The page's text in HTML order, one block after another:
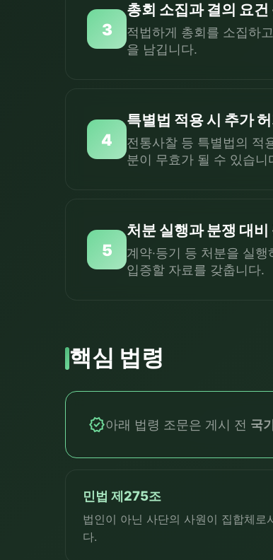
3
총회 소집과 결의 요건
적법하게 총회를 소집하
을 남깁니다.
4
특별법 적용 시 추가
전통사찰 등 특별법의 적
분이 무효가 될 수 있습니
5
처분 실행과 분쟁 대비
계약·등기 등 처분을 실
입증할 자료를 갖춥니다.
핵심 법령
verified아래 법령 조문은 게시 전 국
민법 제275조
법인이 아닌 사단의 사원이 집합체
다.